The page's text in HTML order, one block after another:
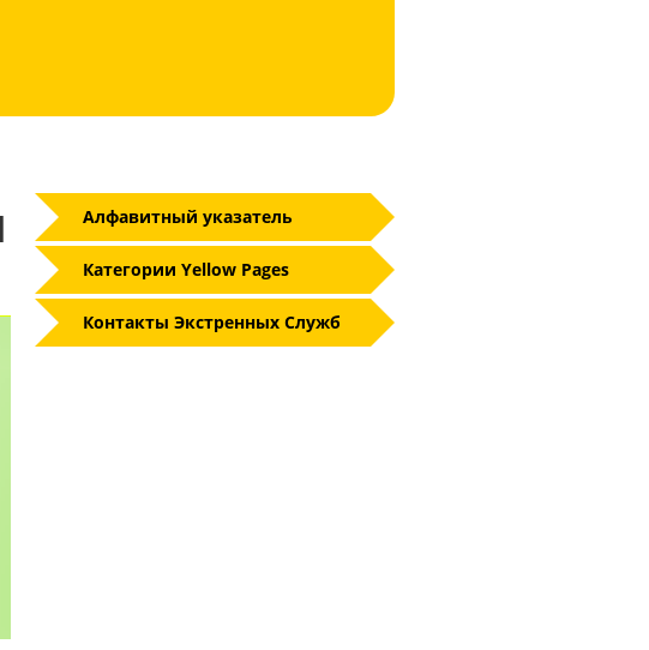
Алфавитный указатель
Категории Yellow Pages
Контакты Экстренных Служб